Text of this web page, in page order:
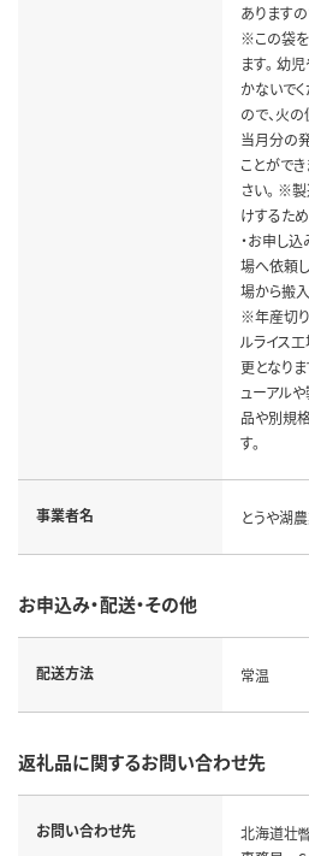
あります
※この袋
ます。 幼
かないで
ので、火
当月分の
ことがで
さい。 ※
けするた
・お申し
場へ依頼し
場から搬
※年産切り
ルライス
更となり
ューアル
品や別規
す。
事業者名 とうや湖
お申込み・配送・その他
配送方法 常温
返礼品に関するお問い合わせ先
お問い合わせ先
北海道壮